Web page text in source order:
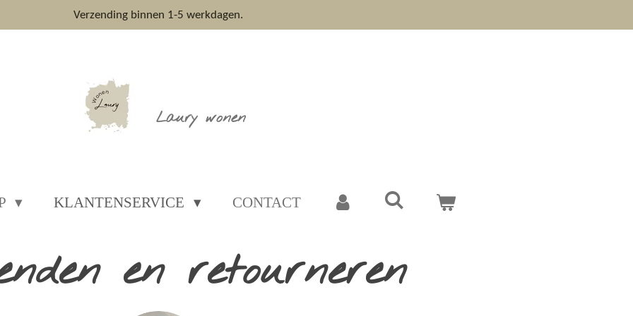
Verzending binnen 1-5 werkdagen.
Laury wonen
KLANTENSERVICE CONTACT
en retourneren